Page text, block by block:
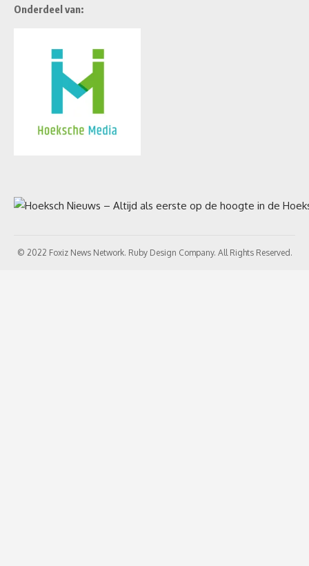
Onderdeel van:
© 2022 Foxiz News Network. Ruby Design Company. All Rights Reserved.